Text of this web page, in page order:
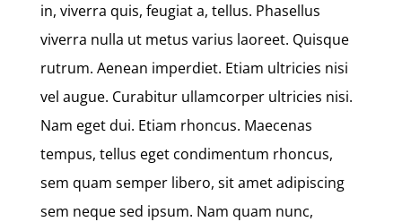
in, viverra quis, feugiat a, tellus. Phasellus
viverra nulla ut metus varius laoreet. Quisque
rutrum. Aenean imperdiet. Etiam ultricies nisi
vel augue. Curabitur ullamcorper ultricies nisi.
Nam eget dui. Etiam rhoncus. Maecenas
tempus, tellus eget condimentum rhoncus,
sem quam semper libero, sit amet adipiscing
sem neque sed ipsum. Nam quam nunc,